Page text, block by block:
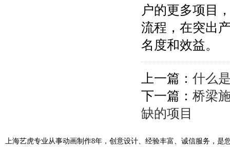
户的更多项目
流程，在突出
名度和效益。
上一篇： 什么
下一篇： 桥梁
缺的项目
上海艺虎专业从事动画制作8年，创意设计、经验丰富、诚信服务，是